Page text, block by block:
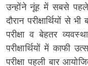
उन्होंने नूंह में सबसे पहले
दौरान परीक्षार्थियों से
परीक्षा व बेहतर
परीक्षार्थियों में काफी
परीक्षा पहली बार